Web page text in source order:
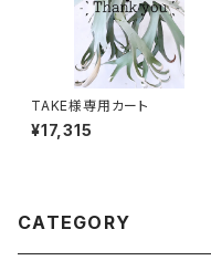
TAKE様専用カート
¥17,315
CATEGORY